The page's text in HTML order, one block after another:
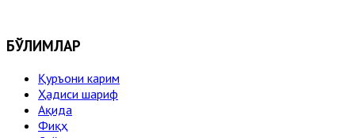
БЎЛИМЛАР
Қуръони карим
Ҳадиси шариф
Ақида
Фиқҳ